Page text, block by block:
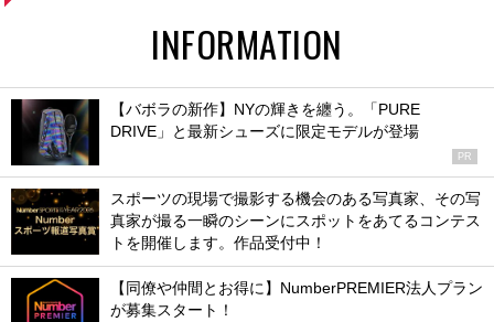
INFORMATION
【バボラの新作】NYの輝きを纏う。「PURE
DRIVE」と最新シューズに限定モデルが登場
PR
スポーツの現場で撮影する機会のある写真家、その写
真家が撮る一瞬のシーンにスポットをあてるコンテス
トを開催します。作品受付中！
【同僚や仲間とお得に】NumberPREMIER法人プラン
が募集スタート！